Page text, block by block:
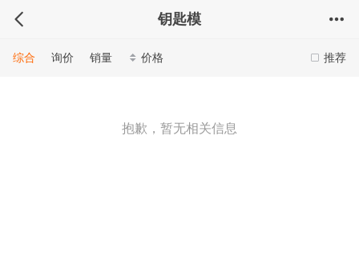
钥匙模
推荐
综合 询价 销量 价格
抱歉，暂无相关信息